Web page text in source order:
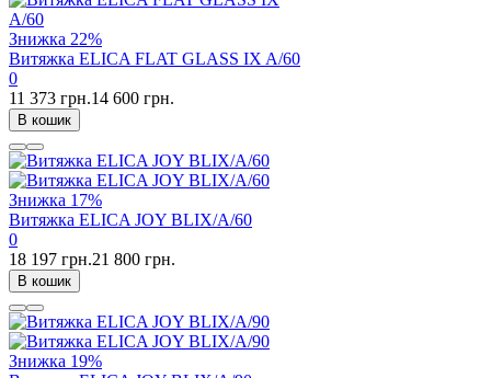
Знижка 22%
Витяжка ELICA FLAT GLASS IX A/60
0
11 373 грн.14 600 грн.
В кошик
Знижка 17%
Витяжка ELICA JOY BLIX/A/60
0
18 197 грн.21 800 грн.
В кошик
Знижка 19%